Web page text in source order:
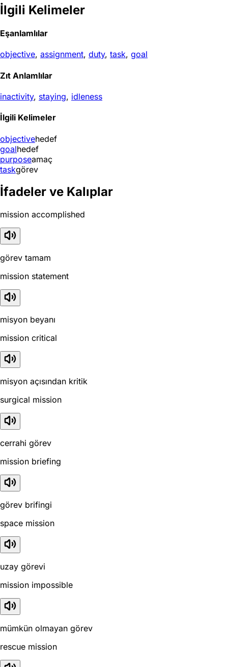
İlgili Kelimeler
Eşanlamlılar
objective, assignment, duty, task, goal
Zıt Anlamlılar
inactivity, staying, idleness
İlgili Kelimeler
objectivehedef
goalhedef
purposeamaç
taskgörev
İfadeler ve Kalıplar
mission accomplished
görev tamam
mission statement
misyon beyanı
mission critical
misyon açısından kritik
surgical mission
cerrahi görev
mission briefing
görev brifingi
space mission
uzay görevi
mission impossible
mümkün olmayan görev
rescue mission